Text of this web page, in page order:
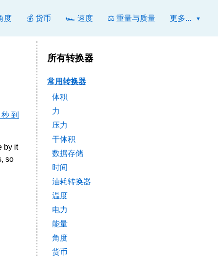
度 💰 货币 🏎️ 速度 ⚖️ 重量与质量 更多...
到
by it
so
所有转换器
常用转换器
体积
力
压力
干体积
数据存储
时间
油耗转换器
温度
电力
能量
角度
货币